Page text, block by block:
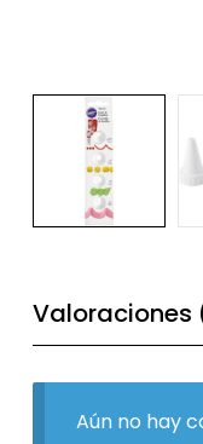
Valoraciones
Aún no hay